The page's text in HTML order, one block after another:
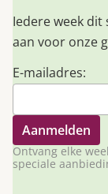
Iedere week
aan voor onze
E-mailadres:
Ontvang elke
speciale